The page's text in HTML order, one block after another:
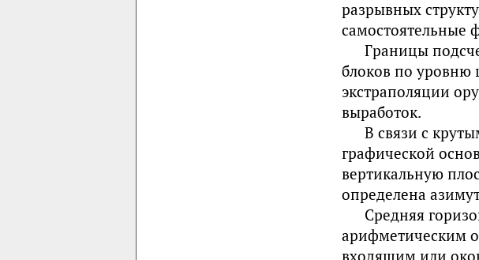
разрывных
самостоятельные
Границы
блоков по уровню
экстраполяции
выработок.
В связи с
графической
вертикальную
определена
Средняя
арифметическим
входящим или